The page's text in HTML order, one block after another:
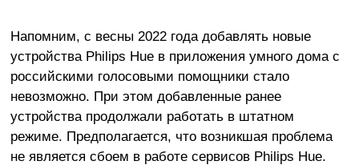
Напомним, с весны 2022 года добавлять новые
устройства Philips Hue в приложения умного дома с
российскими голосовыми помощники стало
невозможно. При этом добавленные ранее
устройства продолжали работать в штатном
режиме. Предполагается, что возникшая проблема
не является сбоем в работе сервисов Philips Hue.